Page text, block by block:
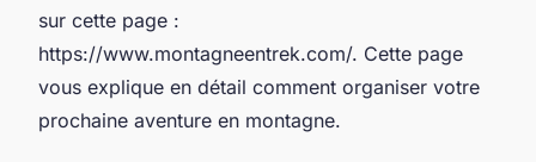
sur cette page :
https://www.montagneentrek.com/. Cette page
vous explique en détail comment organiser votre
prochaine aventure en montagne.